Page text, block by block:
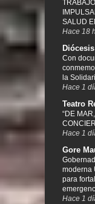
SALUD
Hace 18
Con
la
Hace 1
Teatro
“DE
Hace 1
Gore
moderna
para
Hace 1